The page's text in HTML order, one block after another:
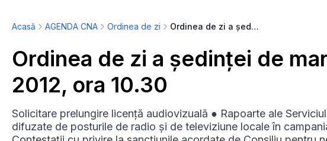
Acasă AGENDA CNA Ordinea de zi Ordinea de zi a ședinței de marți, 4 decembrie 2012, ora 10.30
Ordinea de zi a ședinței de
2012, ora 10.30
Solicitare prelungire licență audiovizuală ● Rapoarte ale
difuzate de posturile de radio și de televiziune locale în